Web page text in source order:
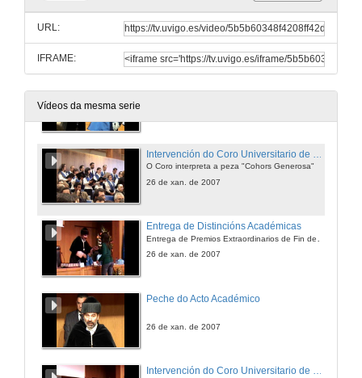
URL:
IFRAME:
Vídeos da mesma serie
26 de xan. de 2007
O Coro interpreta a peza "Cohors Generosa"
26 de xan. de 2007
Entrega de Distincións Académicas
26 de xan. de 2007
Peche do Acto Académico
26 de xan. de 2007
Intervención do Coro Universitario de Vigo